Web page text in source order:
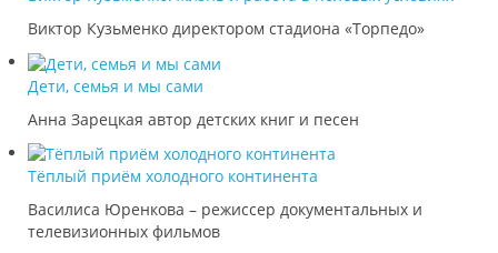
Виктор Кузьменко директором стадиона «Торпедо»
Дети, семья и мы сами
Анна Зарецкая автор детских книг и песен
Тёплый приём холодного континента
Василиса Юренкова – режиссер документальных и
телевизионных фильмов